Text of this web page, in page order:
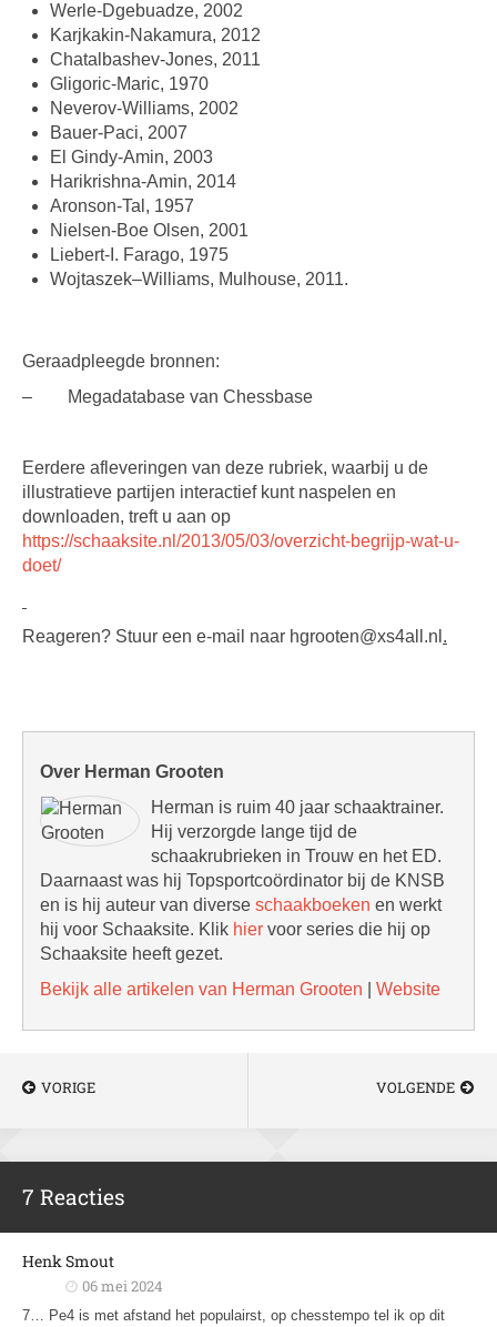
Werle-Dgebuadze, 2002
Karjkakin-Nakamura, 2012
Chatalbashev-Jones, 2011
Gligoric-Maric, 1970
Neverov-Williams, 2002
Bauer-Paci, 2007
El Gindy-Amin, 2003
Harikrishna-Amin, 2014
Aronson-Tal, 1957
Nielsen-Boe Olsen, 2001
Liebert-I. Farago, 1975
Wojtaszek–Williams, Mulhouse, 2011.
Geraadpleegde bronnen:
– Megadatabase van Chessbase
Eerdere afleveringen van deze rubriek, waarbij u de
illustratieve partijen interac­tief kunt na­spe­len en
downloaden, treft u aan op
https://schaaksite.nl/2013/05/03/overzicht-begrijp-wat-u-
doet/
Reageren? Stuur een e-mail naar hgrooten@xs4all.nl .
Over Herman Grooten
Herman is ruim 40 jaar schaaktrainer.
Hij verzorgde lange tijd de
schaakrubrieken in Trouw en het ED.
Daarnaast was hij Topsportcoördinator bij de KNSB
en is hij auteur van diverse schaakboeken en werkt
hij voor Schaaksite. Klik hier voor series die hij op
Schaaksite heeft gezet.
Bekijk alle artikelen van Herman Grooten
Website
VORIGE VOLGENDE
7 Reacties
Henk Smout
06 mei 2024
7… Pe4 is met afstand het populairst, op chesstempo tel ik op dit